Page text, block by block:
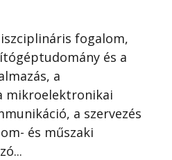
fogalom,
és a
a
mikroelektronikai
a szervezés
és műszaki